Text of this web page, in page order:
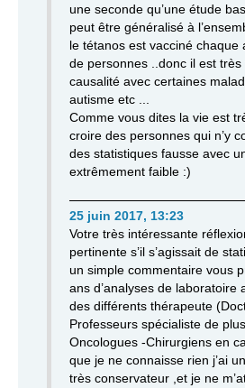
une seconde qu’une étude
peut être généralisé à
le tétanos est vacciné chaque
de personnes ..donc il est très
causalité avec certaines
autisme etc ...
Comme vous dites la vie est
croire des personnes qui n’y
des statistiques fausse avec
extrêmement faible :)
25 juin 2017, 13:23
Votre très intéressante
pertinente s’il s’agissait de
un simple commentaire vous
ans d’analyses de laboratoire
des différents thérapeute
Professeurs spécialiste de
Oncologues -Chirurgiens en
que je ne connaisse rien j’ai
très conservateur ,et je ne